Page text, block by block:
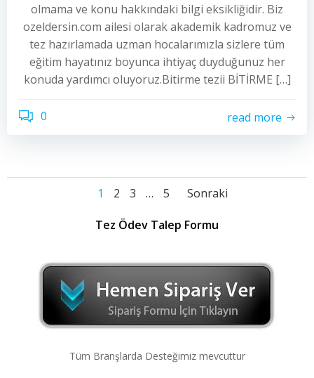
olmama ve konu hakkındaki bilgi eksikliğidir. Biz
ozeldersin.com ailesi olarak akademik kadromuz ve
tez hazırlamada uzman hocalarımızla sizlere tüm
eğitim hayatınız boyunca ihtiyaç duyduğunuz her
konuda yardımcı oluyoruz.Bitirme tezii BİTİRME […]
0 read more
Yazı
dolaşımı
Yazı
dolaşımı
Sayfa
1 Sayfa
2 Sayfa
3 … Sayfa
5
Yazı
dolaşımı
Sonraki
Tez Ödev Talep Formu
Tüm Branşlarda Desteğimiz mevcuttur